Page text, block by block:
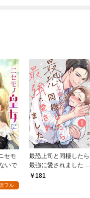
セモ
いで
フル
最恐上司と同棲したら
最強に愛されました 1
巻181